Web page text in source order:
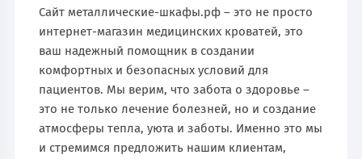
Сайт металлические-шкафы.рф – это не просто
интернет-магазин медицинских кроватей, это
ваш надежный помощник в создании
комфортных и безопасных условий для
пациентов. Мы верим, что забота о здоровье –
это не только лечение болезней, но и создание
атмосферы тепла, уюта и заботы. Именно это мы
и стремимся предложить нашим клиентам,